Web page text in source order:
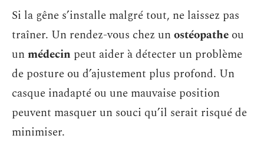
Si la gêne s’installe malgré tout, ne laissez pas
traîner. Un rendez-vous chez unostéopathe ou
unmédecin peut aider à détecter un problème
de posture ou d’ajustement plus profond. Un
casque inadapté ou une mauvaise position
peuvent masquer un souci qu’il serait risqué de
minimiser.